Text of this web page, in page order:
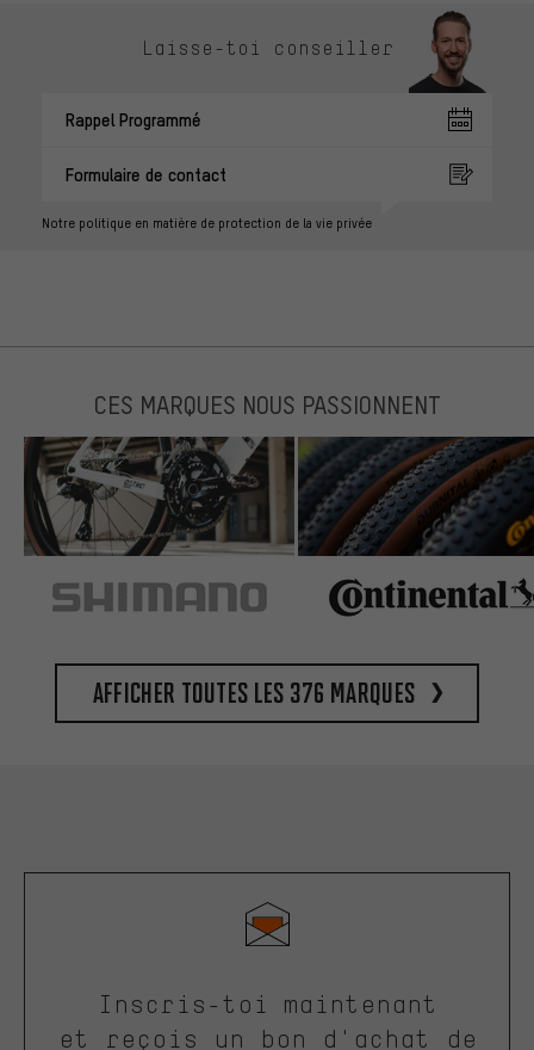
Laisse-toi conseiller
Rappel Programmé
Formulaire de contact
Notre politique en matière de protection de la vie privée
CES MARQUES NOUS PASSIONNENT
Afficher toutes les 376 marques
Inscris-toi maintenant
et reçois un bon d'achat de